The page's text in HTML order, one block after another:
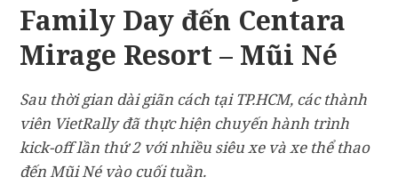
Family Day đến Centara
Mirage Resort – Mũi Né
Sau thời gian dài giãn cách tại TP.HCM, các thành
viên VietRally đã thực hiện chuyến hành trình
kick-off lần thứ 2 với nhiều siêu xe và xe thể thao
đến Mũi Né vào cuối tuần.